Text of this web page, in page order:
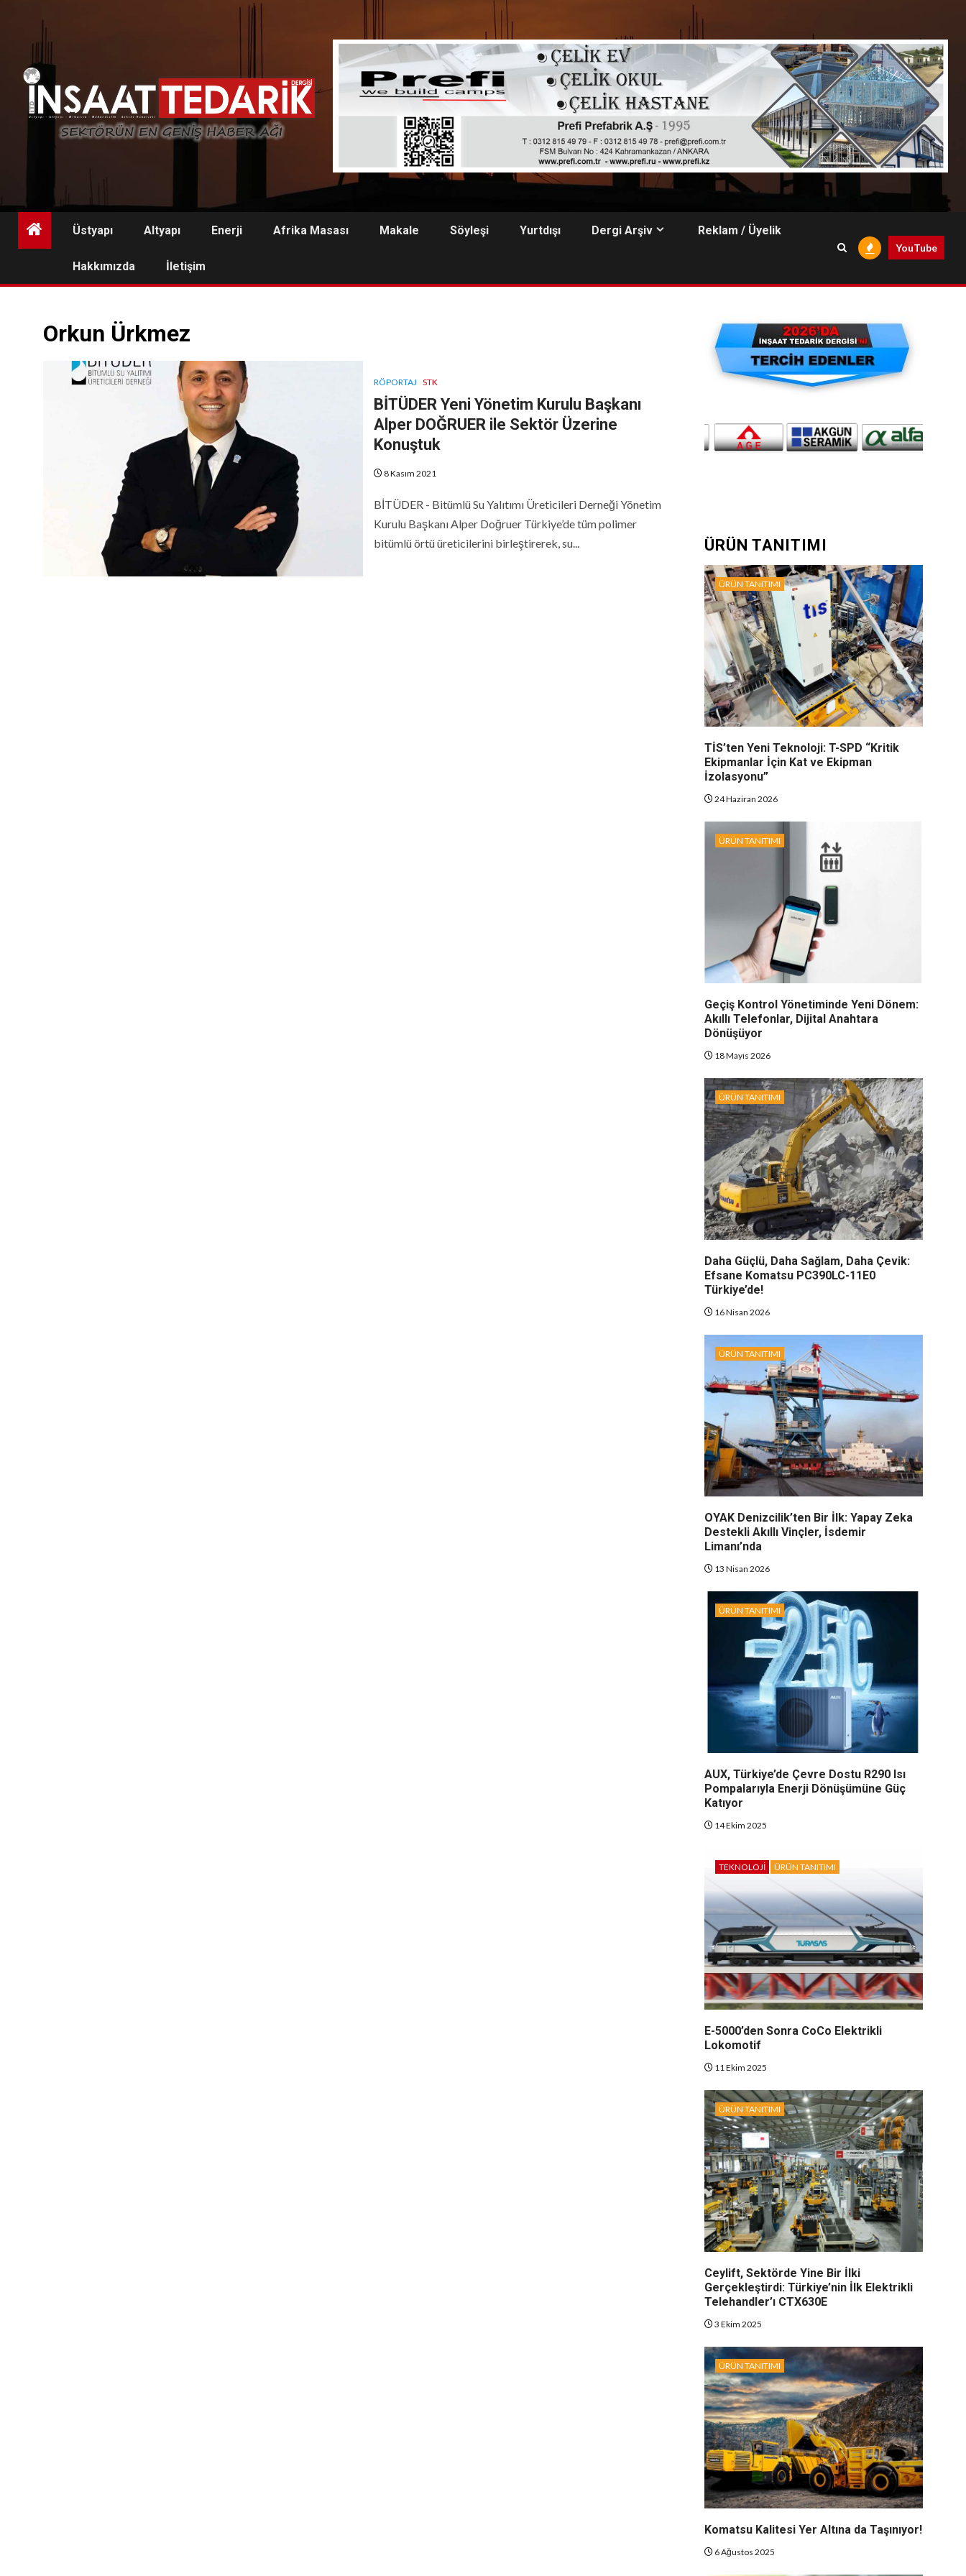
content
Üstyapı Altyapı Enerji Afrika Masası Makale Söyleşi Yurtdışı Dergi Arşiv Reklam / Üyelik
Hakkımızda İletişim
YouTube
Orkun Ürkmez
RÖPORTAJ STK
BİTÜDER Yeni Yönetim Kurulu Başkanı
Alper DOĞRUER ile Sektör Üzerine
Konuştuk
8 Kasım 2021
BİTÜDER - Bitümlü Su Yalıtımı Üreticileri Derneği Yönetim
Kurulu Başkanı Alper Doğruer Türkiye’de tüm polimer
bitümlü örtü üreticilerini birleştirerek, su...
ÜRÜN TANITIMI
ÜRÜN TANITIMI
TİS’ten Yeni Teknoloji: T-SPD “Kritik
Ekipmanlar İçin Kat ve Ekipman
İzolasyonu”
24 Haziran 2026
ÜRÜN TANITIMI
Geçiş Kontrol Yönetiminde Yeni Dönem:
Akıllı Telefonlar, Dijital Anahtara
Dönüşüyor
18 Mayıs 2026
ÜRÜN TANITIMI
Daha Güçlü, Daha Sağlam, Daha Çevik:
Efsane Komatsu PC390LC-11E0
Türkiye’de!
16 Nisan 2026
ÜRÜN TANITIMI
OYAK Denizcilik’ten Bir İlk: Yapay Zeka
Destekli Akıllı Vinçler, İsdemir
Limanı’nda
13 Nisan 2026
ÜRÜN TANITIMI
AUX, Türkiye’de Çevre Dostu R290 Isı
Pompalarıyla Enerji Dönüşümüne Güç
Katıyor
14 Ekim 2025
TEKNOLOJI ÜRÜN TANITIMI
E-5000’den Sonra CoCo Elektrikli
Lokomotif
11 Ekim 2025
ÜRÜN TANITIMI
Ceylift, Sektörde Yine Bir İlki
Gerçekleştirdi: Türkiye’nin İlk Elektrikli
Telehandler’ı CTX630E
3 Ekim 2025
ÜRÜN TANITIMI
Komatsu Kalitesi Yer Altına da Taşınıyor!
6 Ağustos 2025